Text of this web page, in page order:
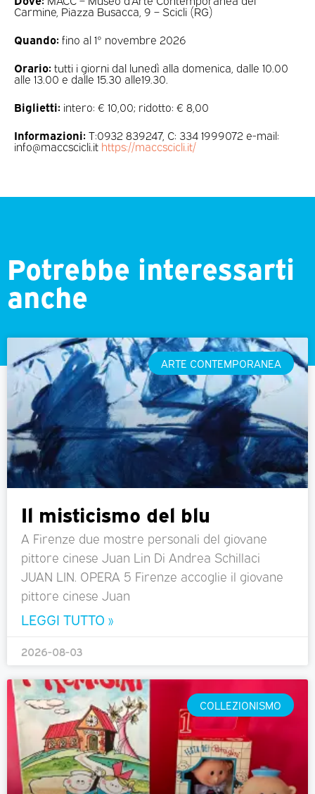
Carmine, Piazza Busacca, 9 – Scicli (RG)
Quando: fino al 1° novembre 2026
Orario: tutti i giorni dal lunedì alla domenica, dalle 10.00
alle 13.00 e dalle 15.30 alle19.30.
Biglietti: intero: € 10,00; ridotto: € 8,00
Informazioni: T:0932 839247, C: 334 1999072 e-mail:
info@maccscicli.it https://maccscicli.it/
Potrebbe interessarti
anche
ARTE CONTEMPORANEA
Il misticismo del blu
A Firenze due mostre personali del giovane
pittore cinese Juan Lin Di Andrea Schillaci
JUAN LIN. OPERA 5 Firenze accoglie il giovane
pittore cinese Juan
LEGGI TUTTO »
2026-08-03
COLLEZIONISMO